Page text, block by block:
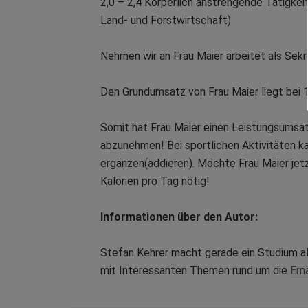
Land- und Forstwirtschaft)
Nehmen wir an Frau Maier arbeitet als
Den Grundumsatz von Frau Maier liegt bei
Somit hat Frau Maier einen
abzunehmen! Bei sportlichen Aktivitäten
ergänzen(addieren). Möchte Frau Maier
Kalorien pro Tag nötig!
Informationen über den Autor:
Stefan Kehrer macht gerade ein Studium
mit Interessanten Themen rund um die